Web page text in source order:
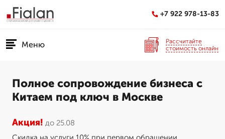
+7 922 978-13-83
Меню
Рассчитайте
стоимость онлайн
Полное сопровождение бизнеса с
Китаем под ключ в Москве
Акция! до 25.08